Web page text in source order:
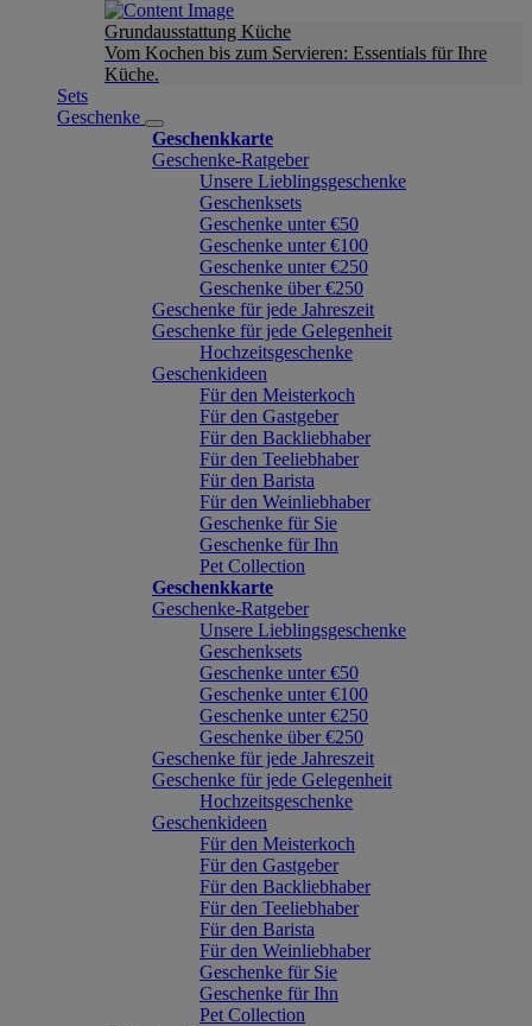
Grundausstattung Küche
Vom Kochen bis zum Servieren: Essentials für Ihre
Küche.
Sets
Geschenke
Geschenkkarte
Geschenke-Ratgeber
Unsere Lieblingsgeschenke
Geschenksets
Geschenke unter €50
Geschenke unter €100
Geschenke unter €250
Geschenke über €250
Geschenke für jede Jahreszeit
Geschenke für jede Gelegenheit
Hochzeitsgeschenke
Geschenkideen
Für den Meisterkoch
Für den Gastgeber
Für den Backliebhaber
Für den Teeliebhaber
Für den Barista
Für den Weinliebhaber
Geschenke für Sie
Geschenke für Ihn
Pet Collection
Geschenkkarte
Geschenke-Ratgeber
Unsere Lieblingsgeschenke
Geschenksets
Geschenke unter €50
Geschenke unter €100
Geschenke unter €250
Geschenke über €250
Geschenke für jede Jahreszeit
Geschenke für jede Gelegenheit
Hochzeitsgeschenke
Geschenkideen
Für den Meisterkoch
Für den Gastgeber
Für den Backliebhaber
Für den Teeliebhaber
Für den Barista
Für den Weinliebhaber
Geschenke für Sie
Geschenke für Ihn
Pet Collection